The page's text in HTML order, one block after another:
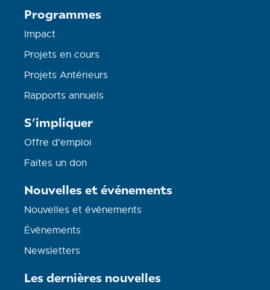
Programmes
Impact
Projets en cours
Projets Antérieurs
Rapports annuels
S’impliquer
Offre d’emploi
Faites un don
Nouvelles et événements
Nouvelles et événements
Événements
Newsletters
Les dernières nouvelles